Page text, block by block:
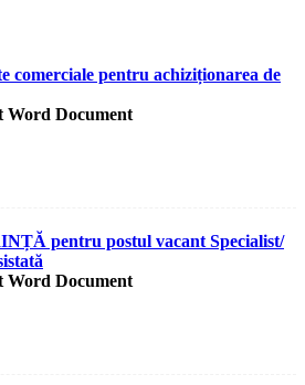
comerciale pentru achiziționarea de
pentru postul vacant Specialist/